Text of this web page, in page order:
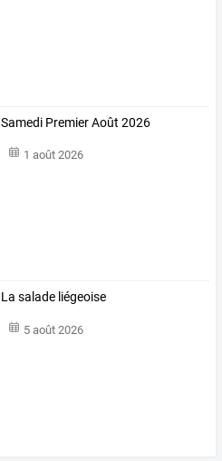
Samedi Premier Août 2026
1 août 2026
La salade liégeoise
5 août 2026